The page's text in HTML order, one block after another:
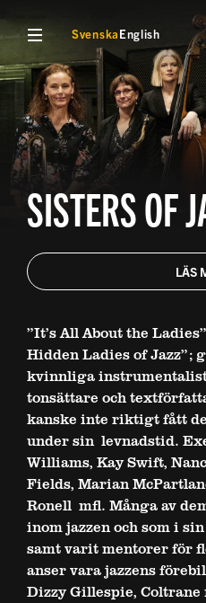
VISA MENYSvenskaEnglish
SISTERS OF
LÄS
”It’s All About the
Hidden Ladies of Jazz”;
kvinnliga
tonsättare och
kanske inte riktigt fått
under sin levnadstid.
Williams, Kay Swift,
Fields, Marian
Ronell mfl. Många av
inom jazzen och som i
samt varit mentorer för
anser vara jazzens
Dizzy Gillespie, Coltrane